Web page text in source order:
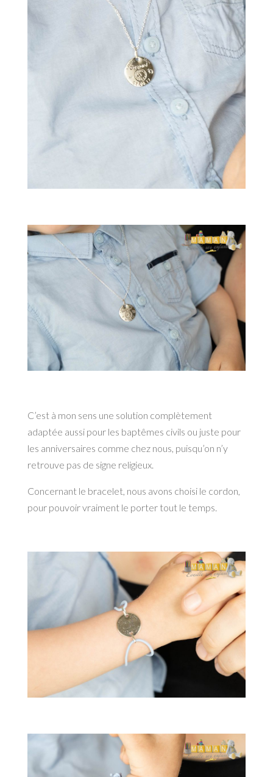
C’est à mon sens une solution complètement
adaptée aussi pour les baptêmes civils ou juste pour
les anniversaires comme chez nous, puisqu’on n’y
retrouve pas de signe religieux.
Concernant le bracelet, nous avons choisi le cordon,
pour pouvoir vraiment le porter tout le temps.